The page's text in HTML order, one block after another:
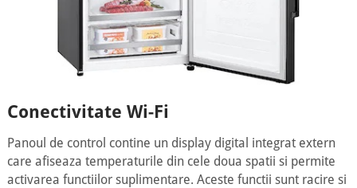
Conectivitate Wi-Fi
Panoul de control contine un display digital integrat extern
care afiseaza temperaturile din cele doua spatii si permite
activarea functiilor suplimentare. Aceste functii sunt racire si